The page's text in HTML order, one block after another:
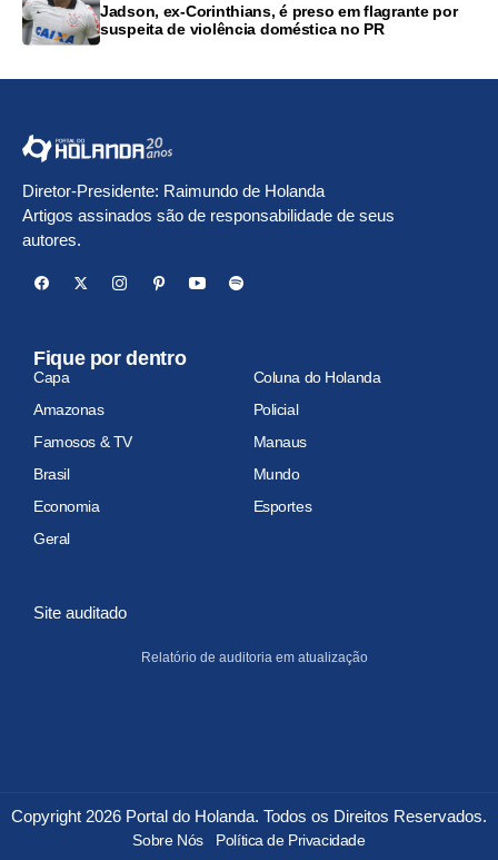
Jadson, ex-Corinthians, é preso em flagrante por
suspeita de violência doméstica no PR
Diretor-Presidente: Raimundo de Holanda
Artigos assinados são de responsabilidade de seus
autores.
Fique por dentro
Capa
Coluna do Holanda
Amazonas
Policial
Famosos & TV
Manaus
Brasil
Mundo
Economia
Esportes
Geral
Site auditado
Relatório de auditoria em atualização
Copyright 2026 Portal do Holanda. Todos os Direitos Reservados.
Sobre Nós Política de Privacidade